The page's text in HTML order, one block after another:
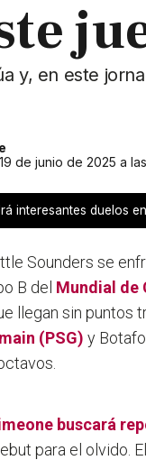
y, en este
de junio de 2025 a
interesantes duelos
Sounders se
B del Mundial de
llegan sin puntos
(PSG) y
buscará
para el olvido.